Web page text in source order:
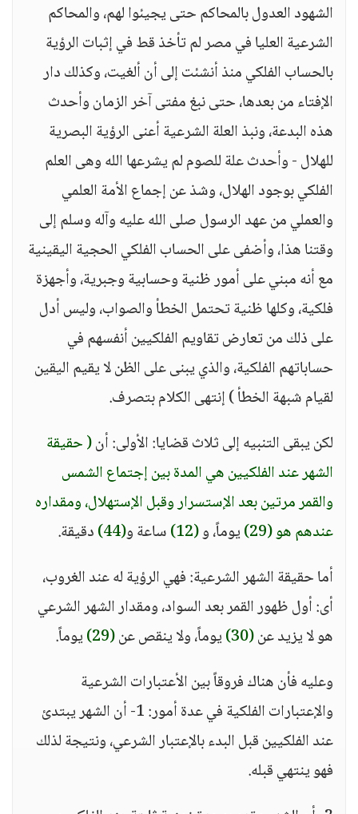
الشهود العدول بالمحاكم حتى يجيئوا لهم، والمحاكم
الشرعية العليا في مصر لم تأخذ قط في إثبات الرؤية
بالحساب الفلكي منذ أنشئت إلى أن ألغيت، وكذلك دار
الإفتاء من بعدها، حتى نبغ مفتى آخر الزمان وأحدث
هذه البدعة، ونبذ العلة الشرعية أعنى الرؤية البصرية
للهلال - وأحدث علة للصوم لم يشرعها الله وهى العلم
الفلكي بوجود الهلال، وشذ عن إجماع الأمة العلمي
والعملي من عهد الرسول صلى الله عليه وآله وسلم إلى
وقتنا هذا، وأضفى على الحساب الفلكي الحجية اليقينية
مع أنه مبني على أمور ظنية وحسابية وجبرية، وأجهزة
فلكية، وكلها ظنية تحتمل الخطأ والصواب، وليس أدل
على ذلك من تعارض تقاويم الفلكيين أنفسهم في
حساباتهم الفلكية، والذي يبنى على الظن لا يقيم اليقين
لقيام شبهة الخطأ ) إنتهى الكلام بتصرف.
لكن يبقى التنبيه إلى ثلاث قضايا: الأولى: أن( حقيقة
الشهر عند الفلكيين هي المدة بين إجتماع الشمس
والقمر مرتين بعد الإستسرار وقبل الإستهلال، ومقداره
عندهم هو (29)
يوماً، و(12) ساعة و(44)
دقيقة.
أما حقيقة الشهر الشرعية: فهي الرؤية له عند الغروب،
أى: أول ظهور القمر بعد السواد، ومقدار الشهر الشرعي
هو لا يزيد عن(30) يوماً، ولا ينقص عن(29)
يوماً.
وعليه فأن هناك فروقاً بين الأعتبارات الشرعية
والإعتبارات الفلكية في عدة أمور: 1- أن الشهر يبتدئ
عند الفلكيين قبل البدء بالإعتبار الشرعي، ونتيجة لذلك
فهو ينتهي قبله.